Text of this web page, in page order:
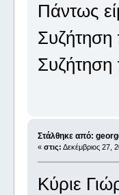
Πάντως
Συζήτηση
Συζήτηση
Στάλθηκε από:
« στις: Δεκέμβριος 27,
Κύριε